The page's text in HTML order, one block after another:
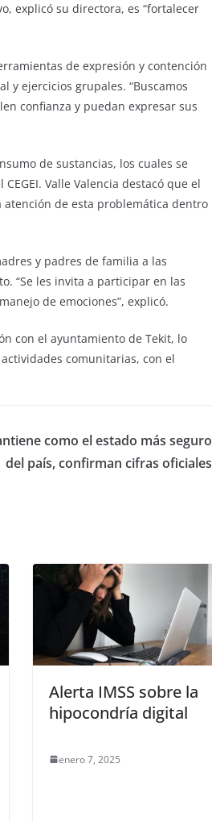
explicó su directora, es “fortalecer
de expresión y contención
y ejercicios grupales. “Buscamos
confianza y puedan expresar sus
de sustancias, los cuales se
Valle Valencia destacó que el
de esta problemática dentro
y padres de familia a las
“Se les invita a participar en las
de emociones”, explicó.
con el ayuntamiento de Tekit, lo
comunitarias, con el
como el estado más seguro
del país, confirman cifras oficiales
Alerta IMSS sobre la
hipocondría digital
enero 7, 2025